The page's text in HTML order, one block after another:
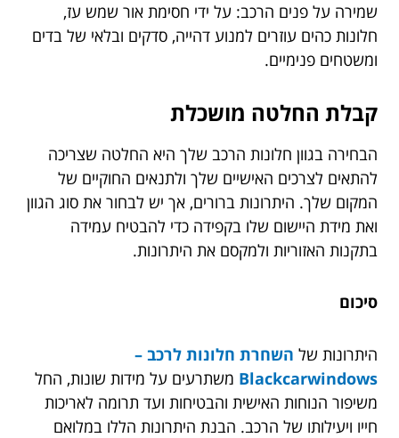
שמירה על פנים הרכב: על ידי חסימת אור שמש עז,
חלונות כהים עוזרים למנוע דהייה, סדקים ובלאי של בדים
ומשטחים פנימיים.
קבלת החלטה מושכלת
הבחירה בגוון חלונות הרכב שלך היא החלטה שצריכה
להתאים לצרכים האישיים שלך ולתנאים החוקיים של
המקום שלך. היתרונות ברורים, אך יש לבחור את סוג הגוון
ואת מידת היישום שלו בקפידה כדי להבטיח עמידה
בתקנות האזוריות ולמקסם את היתרונות.
סיכום
היתרונות של השחרת חלונות לרכב –
Blackcarwindows משתרעים על מידות שונות, החל
משיפור הנוחות האישית והבטיחות ועד תרומה לאריכות
חייו ויעילותו של הרכב. הבנת היתרונות הללו במלואם